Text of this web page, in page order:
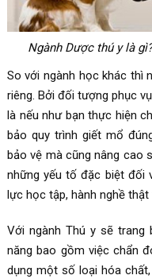
Ngành Dược thú y là
So với ngành học khác thì
riêng. Bởi đối tượng phục
là nếu như bạn thực hiện
bảo quy trình giết mổ
bảo vệ mà cũng nâng cao
những yếu tố đặc biệt đối
lực học tập, hành nghề
Với ngành Thú y sẽ trang
năng bao gồm việc chẩn
dụng một số loại hóa